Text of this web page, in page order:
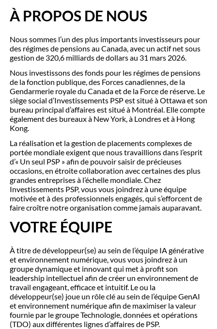
À PROPOS DE NOUS
Nous sommes l’un des plus importants investisseurs pour
des régimes de pensions au Canada, avec un actif net sous
gestion de 320,6 milliards de dollars au 31 mars 2026.
Nous investissons des fonds pour les régimes de pensions
de la fonction publique, des Forces canadiennes, de la
Gendarmerie royale du Canada et de la Force de réserve. Le
siège social d’Investissements PSP est situé à Ottawa et son
bureau principal d’affaires est situé à Montréal. Elle compte
également des bureaux à New York, à Londres et à Hong
Kong.
La réalisation et la gestion de placements complexes de
portée mondiale exigent que nous travaillions dans l’esprit
d’« Un seul PSP » afin de pouvoir saisir de précieuses
occasions, en étroite collaboration avec certaines des plus
grandes entreprises à l’échelle mondiale. Chez
Investissements PSP, vous vous joindrez à une équipe
motivée et à des professionnels engagés, qui s’efforcent de
faire croître notre organisation comme jamais auparavant.
VOTRE ÉQUIPE
À titre de développeur(se) au sein de l’équipe IA générative
et environnement numérique, vous vous joindrez à un
groupe dynamique et innovant qui met à profit son
leadership intellectuel afin de créer un environnement de
travail engageant, efficace et intuitif. Le ou la
développeur(se) joue un rôle clé au sein de l’équipe GenAI
et environnement numérique afin de maximiser la valeur
fournie par le groupe Technologie, données et opérations
(TDO) aux différentes lignes d’affaires de PSP.